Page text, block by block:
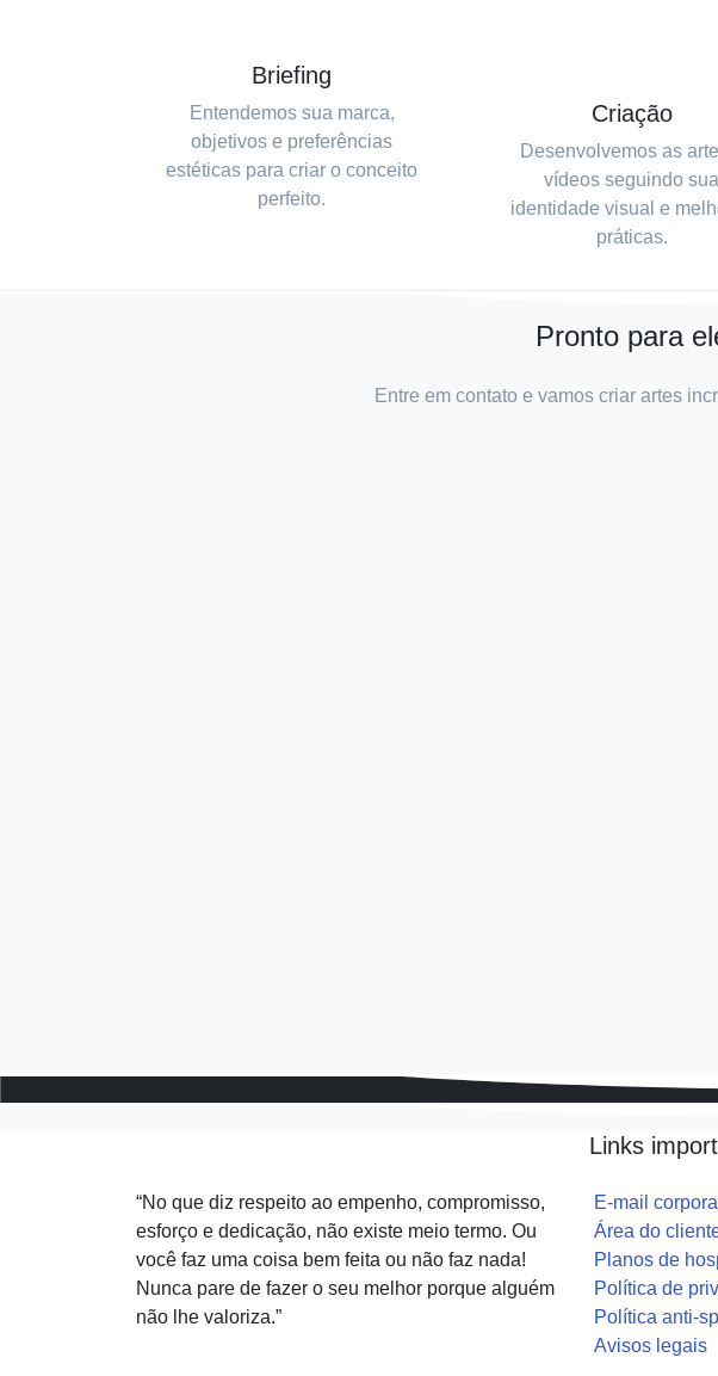
Briefing
Entendemos sua marca,
objetivos e preferências
estéticas para criar o conceito
perfeito.
Criação
Desenvolvemos as
vídeos seguindo sua
identidade visual e
práticas.
Pronto para
Entre em contato e vamos criar artes
“No que diz respeito ao empenho, compromisso,
esforço e dedicação, não existe meio termo. Ou
você faz uma coisa bem feita ou não faz nada!
Nunca pare de fazer o seu melhor porque alguém
não lhe valoriza.”
Links
E-mail
Área do
Planos de
Política de
Política anti-
Avisos legais